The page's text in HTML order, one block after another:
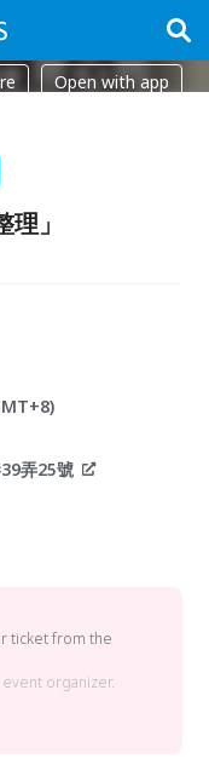
Open with app
」
弄25號
ticket from the
organizer.